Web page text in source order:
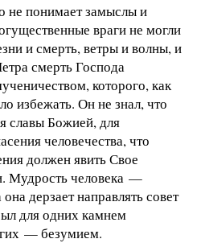
не понимает замыслы и
враги не могли
и смерть, ветры и волны, и
смерть Господа
которого, как
избежать. Он не знал, что
славы Божией, для
человечества, что
должен явить Свое
Мудрость человека —
дерзает направлять совет
для одних камнем
— безумием.